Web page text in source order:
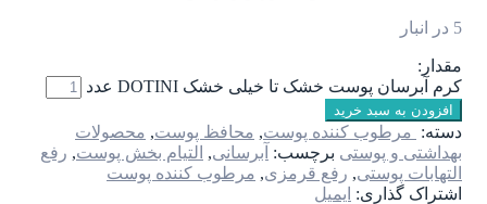
5 در انبار
مقدار:
کرم آبرسان پوست خشک تا خیلی خشک DOTINI عدد
افزودن به سبد خرید
دسته: مرطوب کننده پوست, محافظ پوست, محصولات
بهداشتی و پوستی برچسب: آبرسانی, التیام بخش پوست, رفع
التهابات پوستی, رفع قرمزی, مرطوب کننده پوست
اشتراک گذاری: ایمیل